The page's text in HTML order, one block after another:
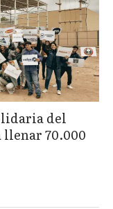
del
llenar 70.000